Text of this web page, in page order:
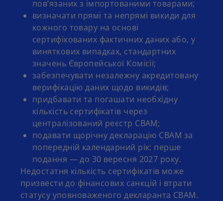
пов’язаних з імпортованими товарами;
визначати прямі та непрямі викиди для
кожного товару на основі
сертифікованих фактичних даних або, у
виняткових випадках, стандартних
значень Європейської Комісії;
забезпечувати незалежну акредитовану
верифікацію даних щодо викидів;
придбавати та погашати необхідну
кількість сертифікатів через
централізований реєстр CBAM;
подавати щорічну декларацію CBAM за
попередній календарний рік: перше
подання — до 30 вересня 2027 року.
Недостатня кількість сертифікатів може
призвести до фінансових санкцій і втрати
статусу уповноваженого декларанта CBAM.